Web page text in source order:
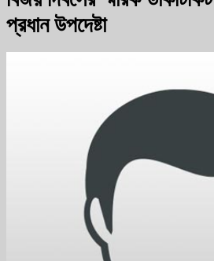
প্রধান উপদেষ্টা